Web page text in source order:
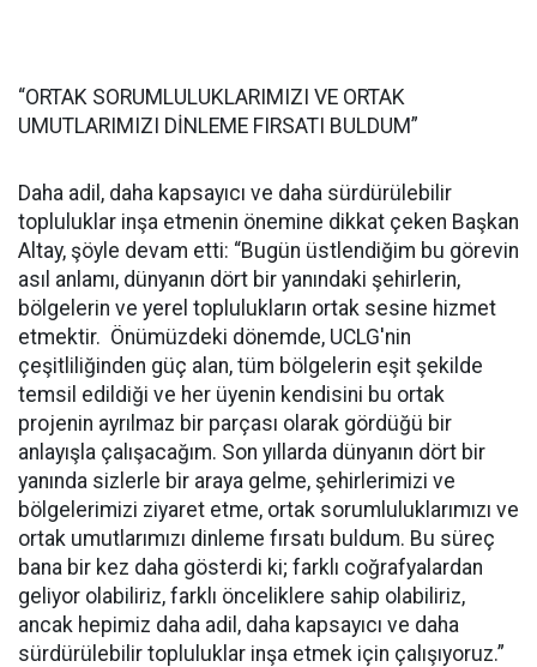
“ORTAK SORUMLULUKLARIMIZI VE ORTAK
UMUTLARIMIZI DİNLEME FIRSATI BULDUM”
Daha adil, daha kapsayıcı ve daha sürdürülebilir
topluluklar inşa etmenin önemine dikkat çeken Başkan
Altay, şöyle devam etti: “Bugün üstlendiğim bu görevin
asıl anlamı, dünyanın dört bir yanındaki şehirlerin,
bölgelerin ve yerel toplulukların ortak sesine hizmet
etmektir. Önümüzdeki dönemde, UCLG'nin
çeşitliliğinden güç alan, tüm bölgelerin eşit şekilde
temsil edildiği ve her üyenin kendisini bu ortak
projenin ayrılmaz bir parçası olarak gördüğü bir
anlayışla çalışacağım. Son yıllarda dünyanın dört bir
yanında sizlerle bir araya gelme, şehirlerimizi ve
bölgelerimizi ziyaret etme, ortak sorumluluklarımızı ve
ortak umutlarımızı dinleme fırsatı buldum. Bu süreç
bana bir kez daha gösterdi ki; farklı coğrafyalardan
geliyor olabiliriz, farklı önceliklere sahip olabiliriz,
ancak hepimiz daha adil, daha kapsayıcı ve daha
sürdürülebilir topluluklar inşa etmek için çalışıyoruz.”